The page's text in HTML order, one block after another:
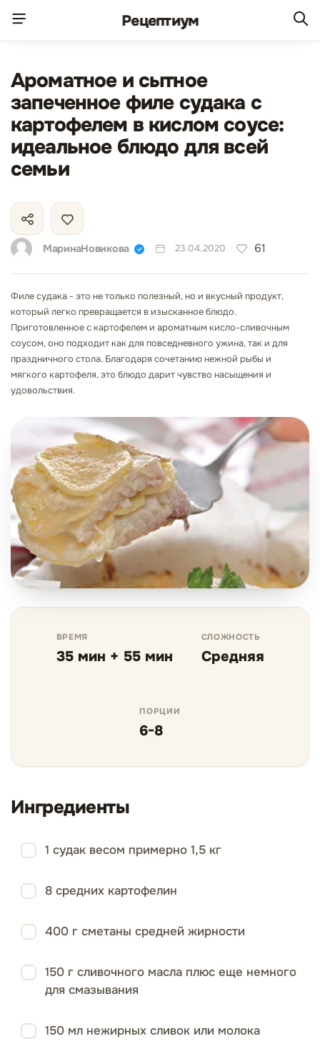
Рецептиум
Ароматное и сытное
запеченное филе судака с
картофелем в кислом соусе:
идеальное блюдо для всей
семьи
МаринаНовикова 23.04.2020 61
Филе судака - это не только полезный, но и вкусный продукт,
который легко превращается в изысканное блюдо.
Приготовленное с картофелем и ароматным кисло-сливочным
соусом, оно подходит как для повседневного ужина, так и для
праздничного стола. Благодаря сочетанию нежной рыбы и
мягкого картофеля, это блюдо дарит чувство насыщения и
удовольствия.
ВРЕМЯ
35 мин + 55 мин
СЛОЖНОСТЬ
Средняя
ПОРЦИИ
6-8
Ингредиенты
1 судак весом примерно 1,5 кг
8 средних картофелин
400 г сметаны средней жирности
150 г сливочного масла плюс еще немного
для смазывания
150 мл нежирных сливок или молока